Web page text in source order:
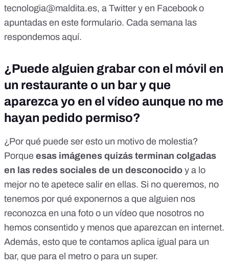
tecnologia@maldita.es, a Twitter y en Facebooko
apuntadas en este formulario. Cada semana las
respondemos aquí.
¿Puede alguien grabar con el móvil en
un restaurante o un bar y que
aparezca yo en el vídeo aunque no me
hayan pedido permiso?
¿Por qué puede ser esto un motivo de molestia?
Porque esas imágenes quizás terminan colgadas
en las redes sociales de un desconocido y a lo
mejor no te apetece salir en ellas. Si no queremos, no
tenemos por qué exponernos a que alguien nos
reconozca en una foto o un vídeo que nosotros no
hemos consentido y menos que aparezcan en internet.
Además, esto que te contamos aplica igual para un
bar, que para el metro o para un super.